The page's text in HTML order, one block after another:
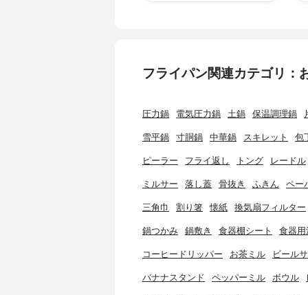
フライパン関連カテゴリ：
圧力鍋 電気圧力鍋 土鍋 保温調理鍋
雪平鍋 寸胴鍋 中華鍋 スキレット 包
ピーラー フライ返し トング レードル
ミルサー 落し蓋 骨抜き ふきん ペー
三角巾 割り箸 懐紙 換気扇フィルター
鍋つかみ 鍋敷き 食器棚シート 食器用
コーヒードリッパー お茶ミル ビール
バナナスタンド ペッパーミル ボウル